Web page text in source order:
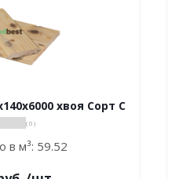
хвоя Сорт С
( 0 )
в м³: 59.52